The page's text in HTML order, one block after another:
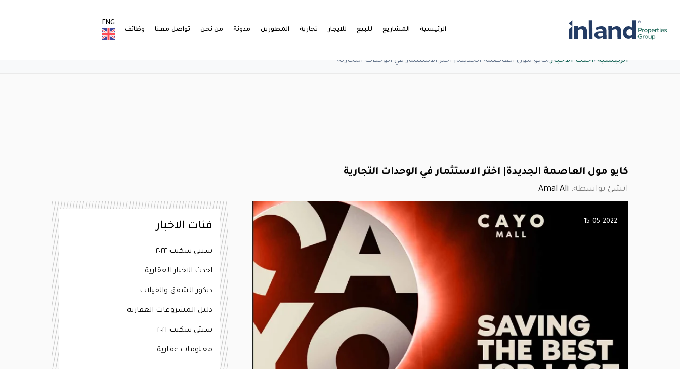
الرئيسية المشاريع للبيع للايجار تجارية المطورين مدونة من نحن تواصل معنا وظائف
ENG
الرئيسية/أحدث الاخبار/كايو مول العاصمة الجديدة| اختر الاستثمار في الوحدات التجارية
كايو مول العاصمة الجديدة| اختر الاستثمار في الوحدات التجارية
انشئ بواسطة: Amal Ali
15-05-2022 فئات الاخبار
سيتي سكيب ٢٠٢٢
احدث الاخبار العقارية
ديكور الشقق والفيلات
دليل المشروعات العقارية
سيتي سكيب ٢٠٢١
معلومات عقارية